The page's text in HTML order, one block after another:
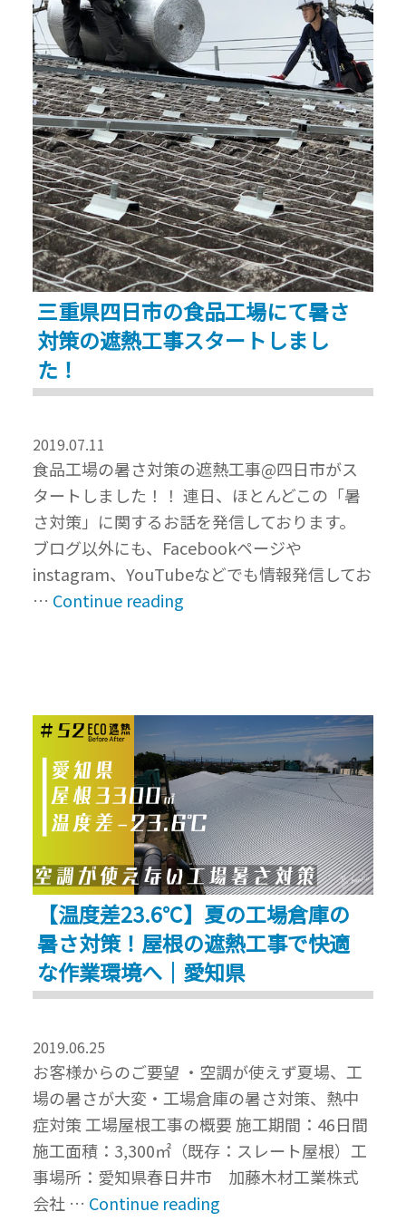
愛
知
県
名
古
屋
市”
朽
化
を
一
挙
解
決！
遮
熱
工
事
で-28℃
の
岐
阜
県”
三重県四日市の食品工場にて暑さ
対策の遮熱工事スタートしまし
た！
2019.07.11
食品工場の暑さ対策の遮熱工事@四日市がス
タートしました！！ 連日、ほとんどこの「暑
さ対策」に関するお話を発信しております。
ブログ以外にも、Facebookページや
instagram、YouTubeなどでも情報発信してお
… Continue reading“三
市
の
食
品
工
場
に
て
暑
さ
対
遮
熱
工
事
ス
タ
【温度差23.6℃】夏の工場倉庫の
暑さ対策！屋根の遮熱工事で快適
な作業環境へ｜愛知県
2019.06.25
お客様からのご要望 ・空調が使えず夏場、工
場の暑さが大変・工場倉庫の暑さ対策、熱中
症対策 工場屋根工事の概要 施工期間：46日間
施工面積：3,300㎡（既存：スレート屋根）工
事場所：愛知県春日井市 加藤木材工業株式
会社 … Continue reading“【温